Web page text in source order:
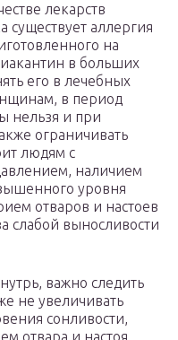
лекарств
существует аллергия
на
в больших
его в лечебных
в период
нельзя и при
ограничивать
людям с
наличием
уровня
отваров и настоев
слабой выносливости
важно следить
не увеличивать
сонливости,
отвара и настоя